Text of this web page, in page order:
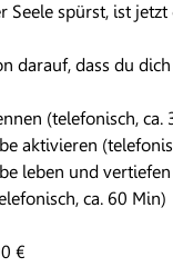
Seele spürst, ist
darauf, dass du
(telefonisch, ca.
aktivieren
leben und
ca. 60 Min)
€